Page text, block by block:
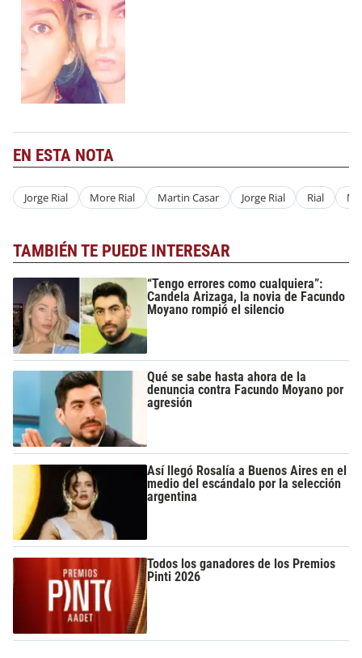
EN ESTA NOTA
Jorge Rial More Rial Martin Casar Jorge Rial Rial
TAMBIÉN TE PUEDE INTERESAR
“Tengo errores como cualquiera”:
Candela Arizaga, la novia de Facundo
Moyano rompió el silencio
Qué se sabe hasta ahora de la
denuncia contra Facundo Moyano por
agresión
Así llegó Rosalía a Buenos Aires en el
medio del escándalo por la selección
argentina
Todos los ganadores de los Premios
Pinti 2026